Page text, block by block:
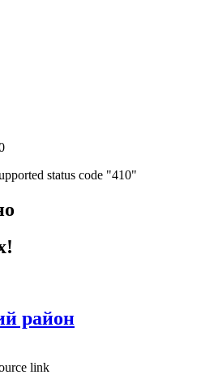
status code "410"
район
link